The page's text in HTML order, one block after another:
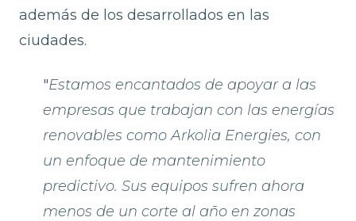
además de los desarrollados en las
ciudades.
"Estamos encantados de apoyar a las
empresas que trabajan con las energías
renovables como Arkolia Energies, con
un enfoque de mantenimiento
predictivo. Sus equipos sufren ahora
menos de un corte al año en zonas